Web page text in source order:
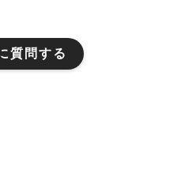
質問する